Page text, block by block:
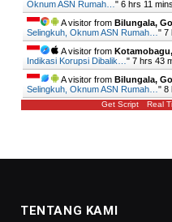
Oknum ASN Rumah… " 6 hrs 11
A visitor from Bilungala,
Selingkuh, Oknum ASN Rumah… " 7
A visitor from
Indikasi Korupsi Dibalik… " 7 hrs 43
A visitor from Bilungala,
Selingkuh, Oknum ASN Rumah… " 8
Get Script Real
TENTANG KAMI